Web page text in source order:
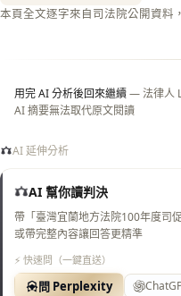
本頁全文逐字來自司法院公開資料
用完 AI 分析後回來繼續— 法律人
AI 摘要無法取代原文閱讀
AI 延伸分析
AI 幫你讀判決
帶「臺灣宜蘭地方法院100年度司
或帶完整內容讓回答更精準
⚡ 快速問（一鍵直送）
問 Perplexity